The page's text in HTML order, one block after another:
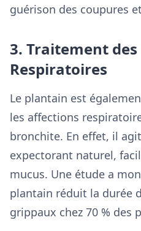
guérison des coupures
3. Traitement
Respiratoires
Le plantain est
les affections
bronchite. En effet, il
expectorant naturel,
mucus. Une étude a
plantain réduit la durée
grippaux chez 70 % des